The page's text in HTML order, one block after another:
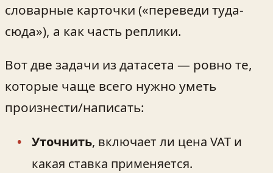
словарные карточки («переведи туда-
сюда»), а как часть реплики.
Вот две задачи из датасета — ровно те,
которые чаще всего нужно уметь
произнести/написать:
Уточнить, включает ли цена VAT и
какая ставка применяется.